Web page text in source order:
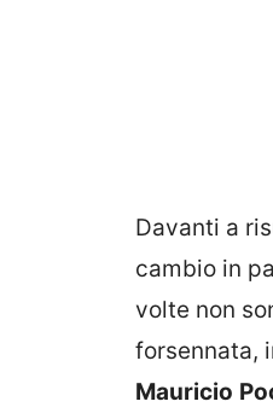
Davanti a
cambio in
volte non
forsennata,
Mauricio